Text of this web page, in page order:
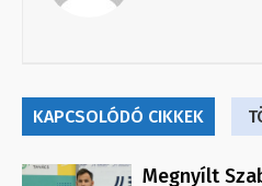
KAPCSOLÓDÓ CIKKEK
Megnyílt